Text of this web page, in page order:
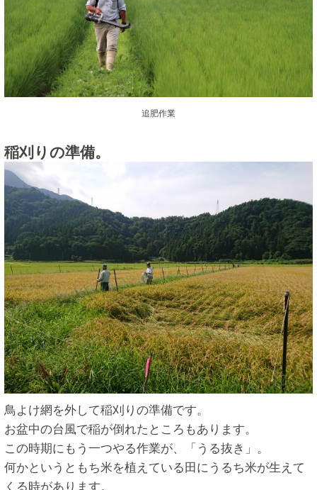
追肥作業
稲刈りの準備。
鳥よけ網を外して稲刈りの準備です。
お盆中の台風で稲が倒れたところもあります。
この時期にもう一つやる作業が、「うる抜き」。
何かというともち米を植えている田にうるち米が生えて
くる時があります。